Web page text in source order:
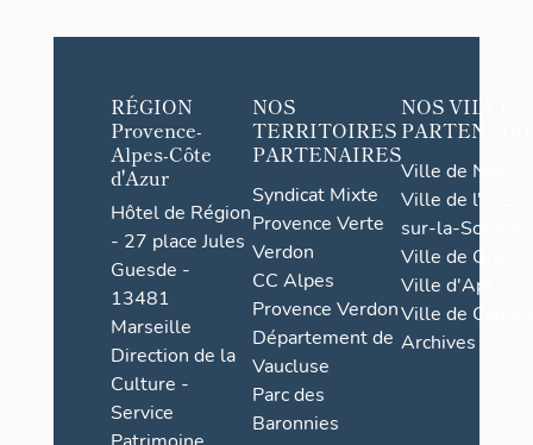
RÉGION
Provence-
Alpes-Côte
d'Azur
Hôtel de Région
- 27 place Jules
Guesde -
13481
Marseille
Direction de la
Culture -
Service
NOS
TERRITOIRES
PARTENAIRES
Syndicat Mixte
Provence Verte
Verdon
CC Alpes
Provence Verdon
Département de
Vaucluse
Parc des
Baronnies
NOS VILLES
Ville de Nice
Ville de l'Isle-
sur-la-Sorgue
Ville de Grasse
Ville d'Apt
Ville de
Archives